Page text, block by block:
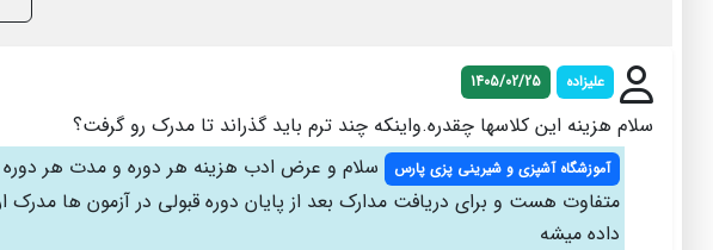
علیزاده 1405/02/25
سلام هزینه این کلاسها چقدره.واینکه چند ترم باید گذراند تا مدرک رو گرفت؟
آموزشگاه آشپزی و شیرینی پزی پارس
سلام و عرض ادب هزینه هر دوره و مدت هر دوره
متفاوت هست و برای دریافت مدارک بعد از پایان دوره قبولی در آزمون ها مدرک
داده میشه